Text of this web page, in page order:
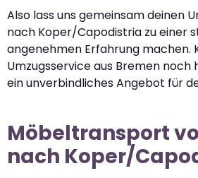
Also lass uns gemeinsam deinen
nach Koper/Capodistria zu einer
angenehmen Erfahrung machen.
Umzugsservice aus Bremen
ein unverbindliches Angebot für
Möbeltransport
nach Koper/